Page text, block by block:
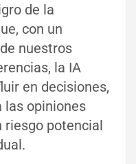
de la
con un
nuestros
la IA
en decisiones,
las opiniones
riesgo potencial